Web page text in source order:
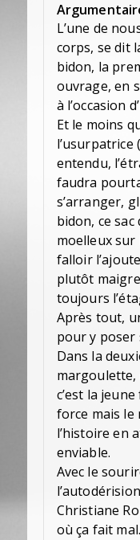
L’une de
corps, se dit
bidon, la
ouvrage, en
à l’occasion
Et le moins
l’usurpatrice
entendu,
faudra
s’arranger,
bidon, ce
moelleux
falloir
plutôt
toujours
Après tout,
pour y poser
Dans la
margoulette,
c’est la
force mais le
l’histoire en
enviable.
Avec le
Christiane
où ça fait